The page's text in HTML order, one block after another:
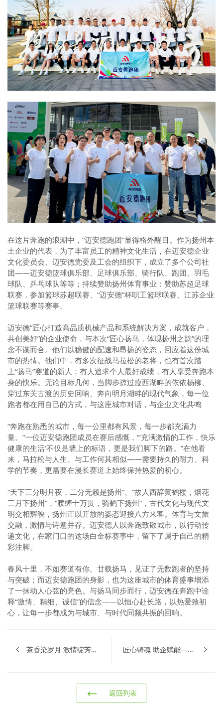
在这片奔跑的浪潮中，“迈安德跑团”显得格外醒目。作为扬州本
土企业的代表，为了丰富员工的精神文化生活，在迈安德企业
文化委员会、迈安德党委及工会的组织下，成立了多个公司社
团——迈安德篮球俱乐部、足球俱乐部、骑行队、跑团、羽毛
球队、乒乓球队等等；持续赞助扬州体育事业：赞助苏超足球
联赛，参加篮球苏超联赛、“迈安德”杯职工篮球联赛、江苏企业
篮球联赛等赛事。
迈安德“匠心打造高品质机械产品和系统解决方案，成就客户，
共创美好”的企业使命，与本次“匠心扬马，体现扬州之韵”的理
念不谋而合。他们以稳健的配速和昂扬的姿态，回应着这份城
市的热情。他们中，有多次征战马拉松的老将，也有首次踏
上“扬马”赛道的新人；有人追求个人最好成绩，有人享受奔跑本
身的快乐。无论目标几何，当脚步掠过瘦西湖畔的依依杨柳、
穿过东关古渡的历史回响、奔向明月湖畔的现代气象，每一位
跑者都在用自己的方式，与这座城市对话，与企业文化共鸣
“奔跑在熟悉的城市，每一公里都有风景，每一步都充满力
量。”一位迈安德跑团成员在赛后感慨，“‘充满激情的工作，快乐
健康的生活’不仅是墙上的标语，更是我们脚下的路。”在他看
来，马拉松与人生、与工作何其相似——需要持久的耐力、科
学的节奏，更需要在漫长赛道上始终保持热爱的初心。
“天下三分明月夜，二分无赖是扬州”、“故人西辞黄鹤楼，烟花
三月下扬州”，“腰缠十万贯，骑鹤下扬州”，古代文化与现代文
明交相辉映，扬州正以开放的姿态迎接八方来客。体育与文旅
交融，激情与诗意并存。迈安德人以奔跑致敬城市，以行动传
递文化，在家门口的这场白金标赛事中，留下了属于自己的精
彩注脚。
春风十里，不如赛道有你。廿载扬马，见证了无数跑者的坚持
与突破；而迈安德跑团的身影，也为这座城市的体育盛事增添
了一抹动人心弦的亮色。与扬马同步而行，迈安德在奔跑中诠
释“激情、精细、诚信”的信念——以恒心赴长路，以热爱致初
心，让每一步都成为与城市、与时代同频共振的回响。
茶香染岁月 激情绽芳华 | 迈安德举办妇女节非遗文化体验活动 匠心铸魂 助企赋能——机械冶金建材行业“中国工人大思政课”暨“劳模工匠助企行”扬州站活动在迈安德集团隆重举行
返回列表